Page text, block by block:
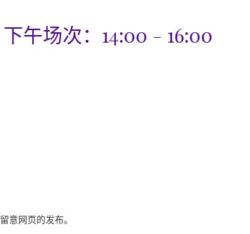
场次：14:00 - 16:00
意网页的发布。